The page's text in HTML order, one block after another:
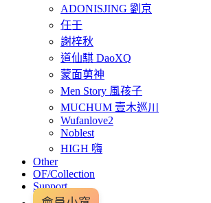
ADONISJING 劉京
任壬
謝梓秋
道仙騏 DaoXQ
蒙面莮神
Men Story 風孩子
MUCHUM 壹木巡川
Wufanlove2
Noblest
HIGH 嗨
Other
OF/Collection
Support